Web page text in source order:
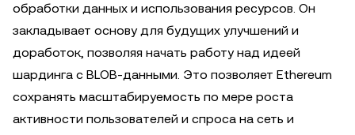
обработки данных и использования ресурсов. Он
закладывает основу для будущих улучшений и
доработок, позволяя начать работу над идеей
шардинга с BLOB-данными. Это позволяет Ethereum
сохранять масштабируемость по мере роста
активности пользователей и спроса на сеть и